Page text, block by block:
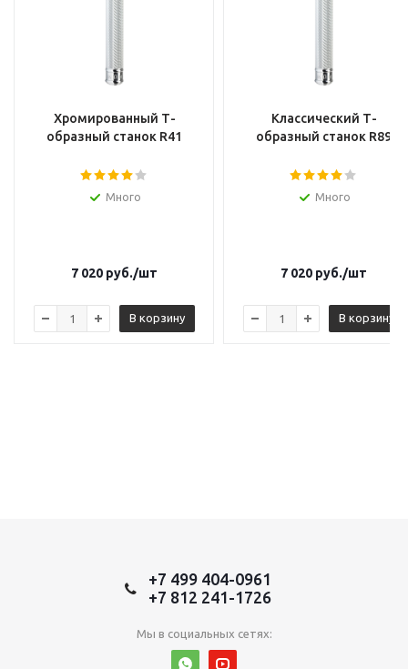
Хромированный Т-
образный станок R41
Много
7 020 руб./шт
В корзину
Классический Т-
образный станок R89
Много
7 020 руб./шт
В корзину
+7 499 404-0961
+7 812 241-1726
Мы в социальных сетях: